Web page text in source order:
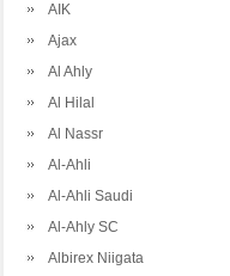
AIK
Ajax
Al Ahly
Al Hilal
Al Nassr
Al-Ahli
Al-Ahli Saudi
Al-Ahly SC
Albirex Niigata